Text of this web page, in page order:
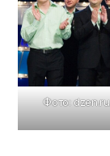
Фото: